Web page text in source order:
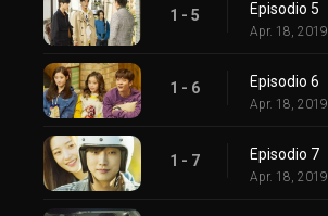
1 - 5 Episodio 5
Apr. 18, 2019
1 - 6 Episodio 6
Apr. 18, 2019
1 - 7 Episodio 7
Apr. 18, 2019